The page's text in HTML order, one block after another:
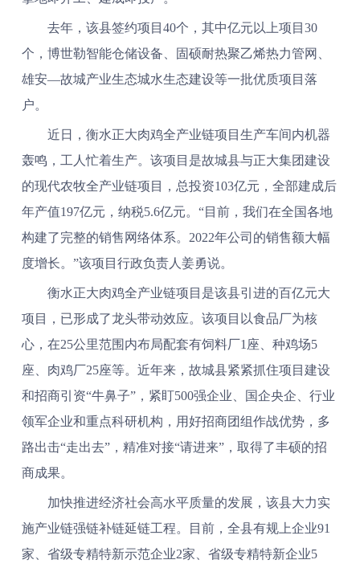
去年，该县签约项目40个，其中亿元以上项目30
个，博世勒智能仓储设备、固硕耐热聚乙烯热力管网、
雄安—故城产业生态城水生态建设等一批优质项目落
户。
近日，衡水正大肉鸡全产业链项目生产车间内机器
轰鸣，工人忙着生产。该项目是故城县与正大集团建设
的现代农牧全产业链项目，总投资103亿元，全部建成后
年产值197亿元，纳税5.6亿元。“目前，我们在全国各地
构建了完整的销售网络体系。2022年公司的销售额大幅
度增长。”该项目行政负责人姜勇说。
衡水正大肉鸡全产业链项目是该县引进的百亿元大
项目，已形成了龙头带动效应。该项目以食品厂为核
心，在25公里范围内布局配套有饲料厂1座、种鸡场5
座、肉鸡厂25座等。近年来，故城县紧紧抓住项目建设
和招商引资“牛鼻子”，紧盯500强企业、国企央企、行业
领军企业和重点科研机构，用好招商团组作战优势，多
路出击“走出去”，精准对接“请进来”，取得了丰硕的招
商成果。
加快推进经济社会高水平质量的发展，该县大力实
施产业链强链补链延链工程。目前，全县有规上企业91
家、省级专精特新示范企业2家、省级专精特新企业5